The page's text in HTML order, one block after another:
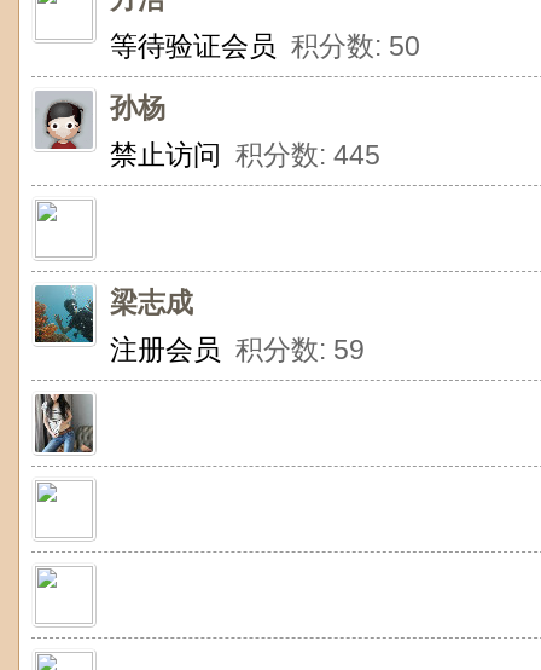
等待验证会员 积分数: 50
孙杨
禁止访问 积分数: 445
梁志成
注册会员 积分数: 59